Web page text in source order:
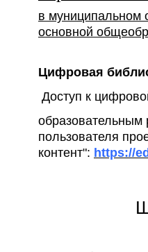
в муниципальном
основной
Цифровая
Доступ к
образовательным
пользователя
контент": https://